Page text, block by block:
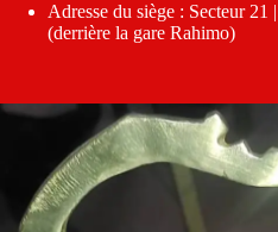
Adresse du siège : Secteur
(derrière la gare Rahimo)